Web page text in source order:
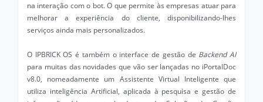
na interação com o bot. O que permite às empresas atuar para
melhorar a experiência do cliente, disponibilizando-lhes
serviços ainda mais personalizados.
O IPBRICK OS é também o interface de gestão de Backend AI
para muitas das novidades que vão ser lançadas no iPortalDoc
v8.0, nomeadamente um Assistente Virtual Inteligente que
utiliza inteligência Artificial, aplicada à pesquisa e gestão de